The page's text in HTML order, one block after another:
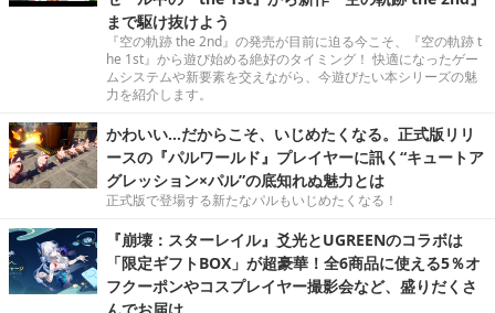
が増したバトルなど、本作の注目の要素に迫ります！
『空の軌跡』を遊ぶのは「今」がベスト！暑い夏、涼
しい部屋の中で“青い空”が似合う大冒険へ―最安値で
セール中の『the 1st』から新作『空の軌跡 the 2nd』
まで駆け抜けよう
『空の軌跡 the 2nd』の発売が目前に迫る今こそ、『空の軌跡 t
he 1st』から遊び始める絶好のタイミング！ 快適になったゲー
ムシステムや新要素を交えながら、今遊びたい本シリーズの魅
力を紹介します。
かわいい…だからこそ、いじめたくなる。正式版リリ
ースの『パルワールド』プレイヤーに訊く“キュートア
グレッション×パル”の底知れぬ魅力とは
正式版で登場する新たなパルもいじめたくなる！